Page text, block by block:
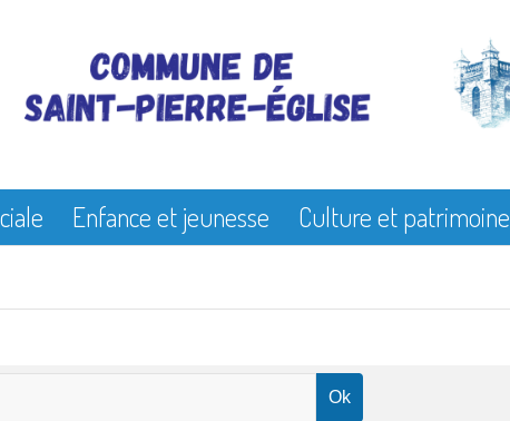
Enfance et jeunesse Culture et patrimoine